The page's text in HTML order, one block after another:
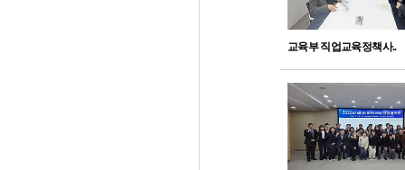
교육부 직업교육정책사..